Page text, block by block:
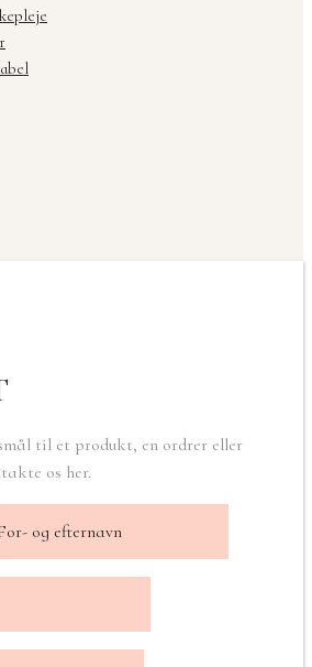
til et produkt, en ordrer eller
os her.